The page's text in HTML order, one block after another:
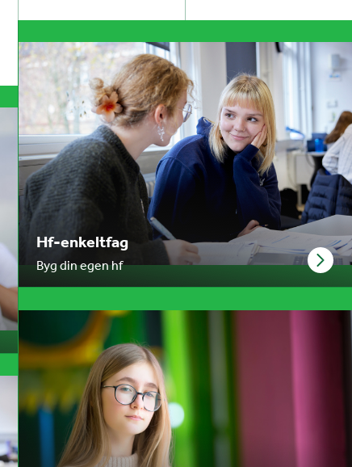
Hf-enkeltfag
Byg din egen hf